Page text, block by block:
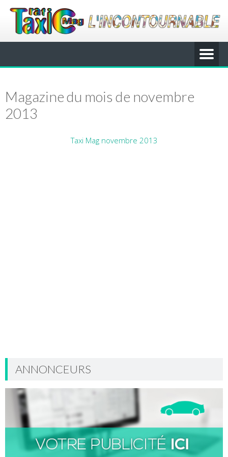
Magazine du mois de novembre
2013
Taxi Mag novembre 2013
ANNONCEURS